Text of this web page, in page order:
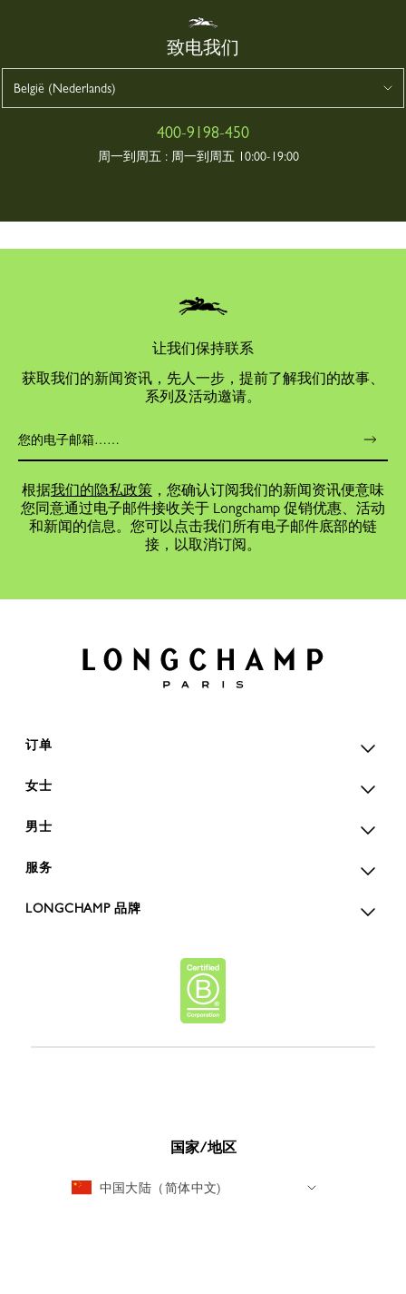
致电我们
400-9198-450
周一到周五 : 周一到周五 10:00-19:00
让我们保持联系
获取我们的新闻资讯，先人一步，提前了解我们的故事、
系列及活动邀请。
根据我们的隐私政策 ，您确认订阅我们的新闻资讯便意味
您同意通过电子邮件接收关于 Longchamp 促销优惠、活动
和新闻的信息。您可以点击我们所有电子邮件底部的链
接，以取消订阅。
订单
女士
男士
服务
LONGCHAMP 品牌
国家/地区
中国大陆（简体中文)